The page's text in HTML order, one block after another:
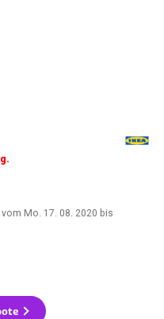
vom Mo. 17. 08. 2020 bis